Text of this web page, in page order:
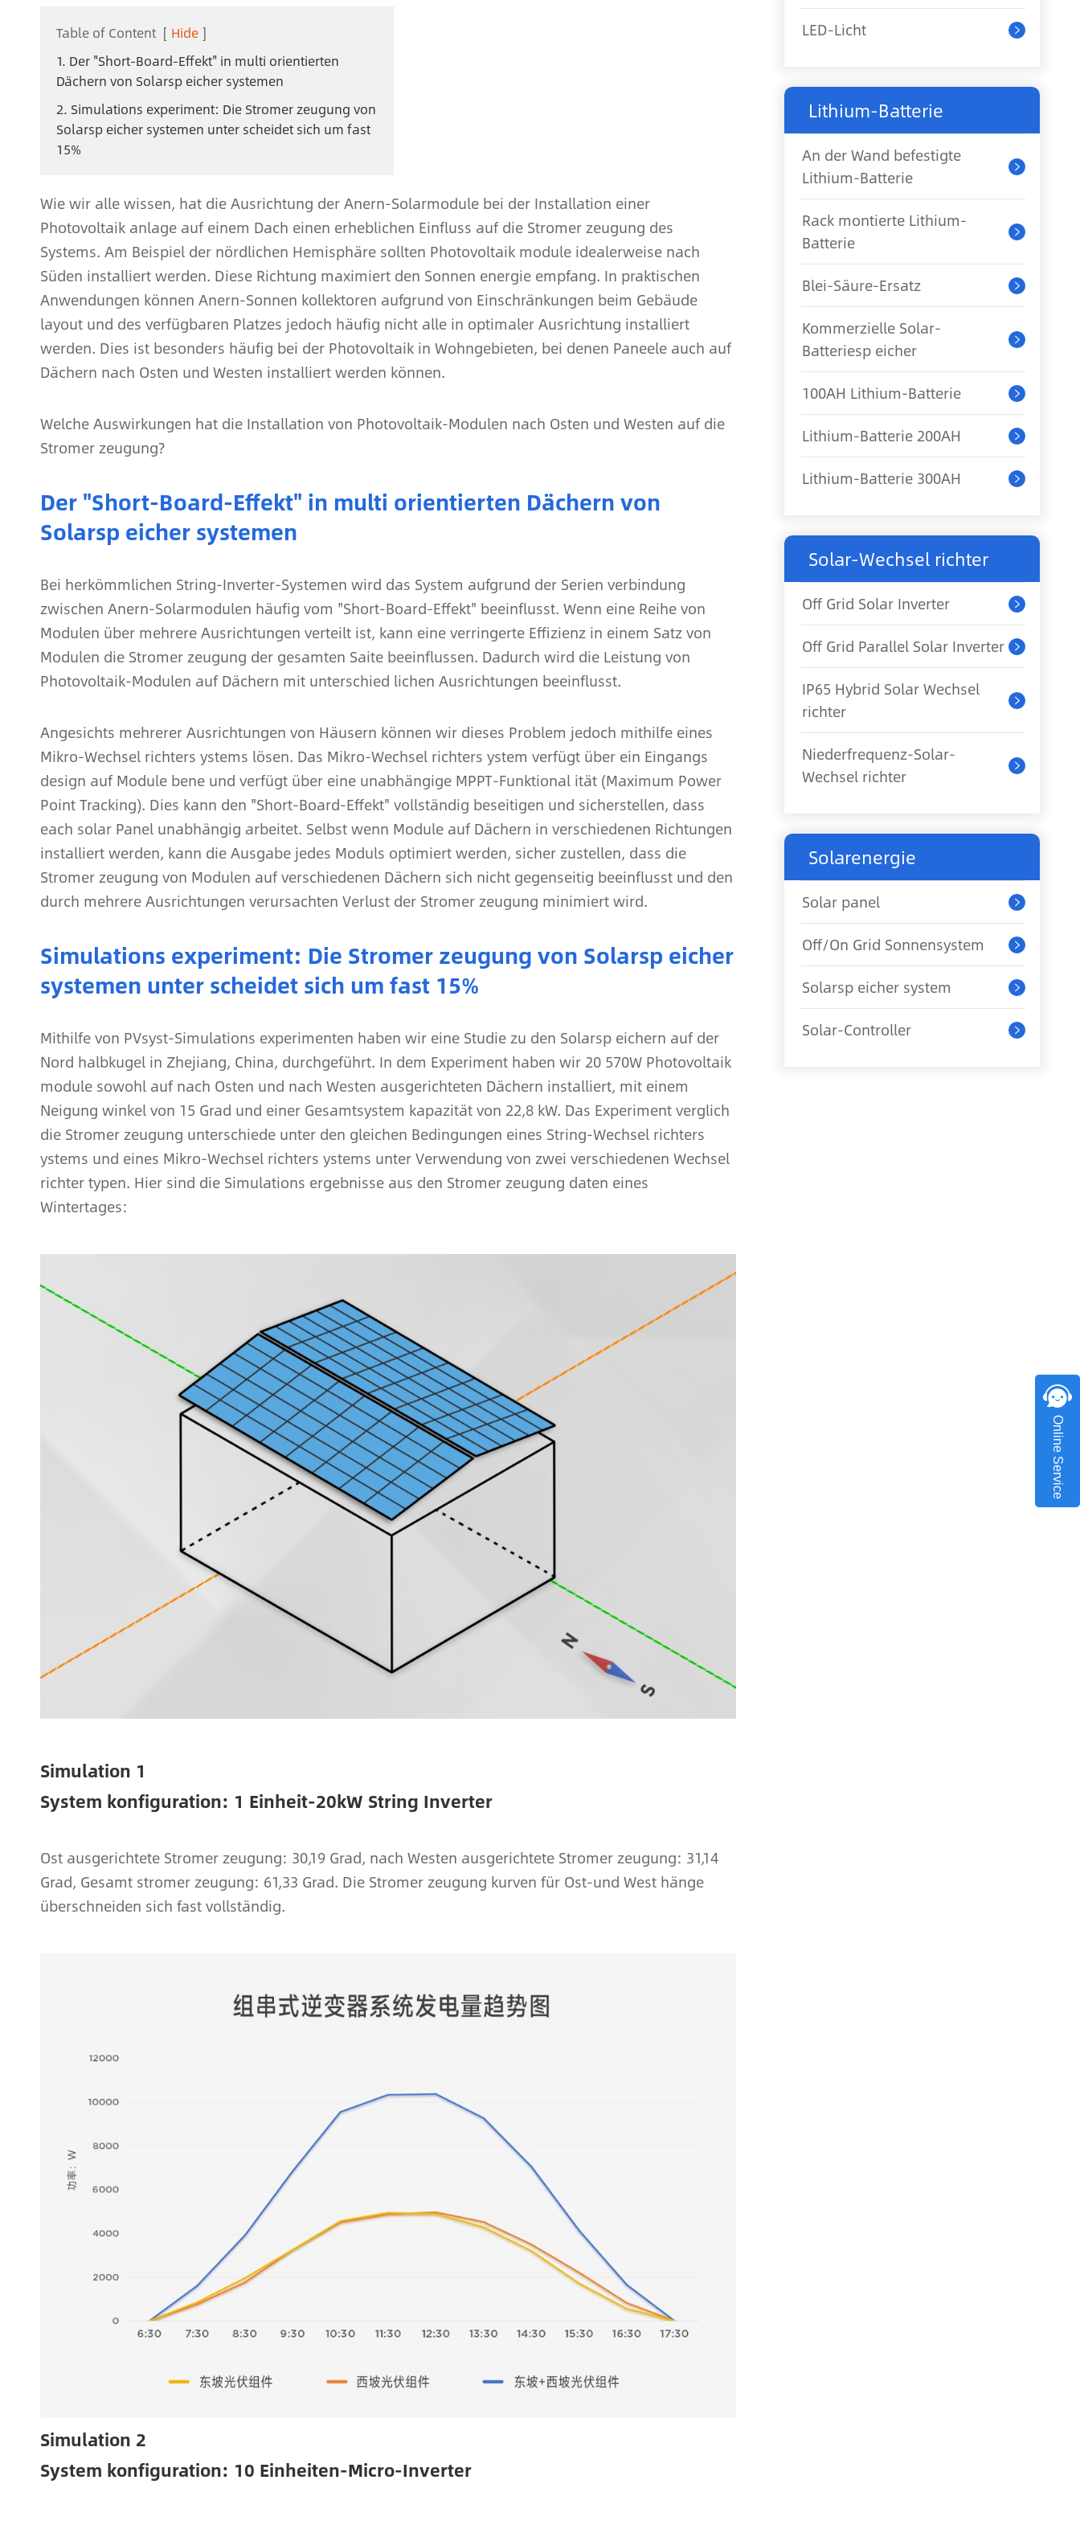
Table of Content [ Hide ]
1. Der "Short-Board-Effekt" in multi orientierten
Dächern von Solarsp eicher systemen
2. Simulations experiment: Die Stromer zeugung von
Solarsp eicher systemen unter scheidet sich um fast
15%
Wie wir alle wissen, hat die Ausrichtung der Anern-Solarmodule bei der Installation einer
Photovoltaik anlage auf einem Dach einen erheblichen Einfluss auf die Stromer zeugung des
Systems. Am Beispiel der nördlichen Hemisphäre sollten Photovoltaik module idealerweise nach
Süden installiert werden. Diese Richtung maximiert den Sonnen energie empfang. In praktischen
Anwendungen können Anern-Sonnen kollektoren aufgrund von Einschränkungen beim Gebäude
layout und des verfügbaren Platzes jedoch häufig nicht alle in optimaler Ausrichtung installiert
werden. Dies ist besonders häufig bei der Photovoltaik in Wohngebieten, bei denen Paneele auch auf
Dächern nach Osten und Westen installiert werden können.
Welche Auswirkungen hat die Installation von Photovoltaik-Modulen nach Osten und Westen auf die
Stromer zeugung?
Der "Short-Board-Effekt" in multi orientierten Dächern von
Solarsp eicher systemen
Bei herkömmlichen String-Inverter-Systemen wird das System aufgrund der Serien verbindung
zwischen Anern-Solarmodulen häufig vom "Short-Board-Effekt" beeinflusst. Wenn eine Reihe von
Modulen über mehrere Ausrichtungen verteilt ist, kann eine verringerte Effizienz in einem Satz von
Modulen die Stromer zeugung der gesamten Saite beeinflussen. Dadurch wird die Leistung von
Photovoltaik-Modulen auf Dächern mit unterschied lichen Ausrichtungen beeinflusst.
Angesichts mehrerer Ausrichtungen von Häusern können wir dieses Problem jedoch mithilfe eines
Mikro-Wechsel richters ystems lösen. Das Mikro-Wechsel richters ystem verfügt über ein Eingangs
design auf Module bene und verfügt über eine unabhängige MPPT-Funktional ität (Maximum Power
Point Tracking). Dies kann den "Short-Board-Effekt" vollständig beseitigen und sicherstellen, dass
each solar Panel unabhängig arbeitet. Selbst wenn Module auf Dächern in verschiedenen Richtungen
installiert werden, kann die Ausgabe jedes Moduls optimiert werden, sicher zustellen, dass die
Stromer zeugung von Modulen auf verschiedenen Dächern sich nicht gegenseitig beeinflusst und den
durch mehrere Ausrichtungen verursachten Verlust der Stromer zeugung minimiert wird.
Simulations experiment: Die Stromer zeugung von Solarsp eicher
systemen unter scheidet sich um fast 15%
Mithilfe von PVsyst-Simulations experimenten haben wir eine Studie zu den Solarsp eichern auf der
Nord halbkugel in Zhejiang, China, durchgeführt. In dem Experiment haben wir 20 570W Photovoltaik
module sowohl auf nach Osten und nach Westen ausgerichteten Dächern installiert, mit einem
Neigung winkel von 15 Grad und einer Gesamtsystem kapazität von 22,8 kW. Das Experiment verglich
die Stromer zeugung unterschiede unter den gleichen Bedingungen eines String-Wechsel richters
ystems und eines Mikro-Wechsel richters ystems unter Verwendung von zwei verschiedenen Wechsel
richter typen. Hier sind die Simulations ergebnisse aus den Stromer zeugung daten eines
Wintertages:
Simulation 1
System konfiguration: 1 Einheit-20kW String Inverter
Ost ausgerichtete Stromer zeugung: 30,19 Grad, nach Westen ausgerichtete Stromer zeugung: 31,14
Grad, Gesamt stromer zeugung: 61,33 Grad. Die Stromer zeugung kurven für Ost-und West hänge
überschneiden sich fast vollständig.
Simulation 2
System konfiguration: 10 Einheiten-Micro-Inverter
LED-Licht 
Lithium-Batterie
An der Wand befestigte
Lithium-Batterie

Rack montierte Lithium-
Batterie

Blei-Säure-Ersatz 
Kommerzielle Solar-
Batteriesp eicher

100AH Lithium-Batterie 
Lithium-Batterie 200AH 
Lithium-Batterie 300AH 
Solar-Wechsel richter
Off Grid Solar Inverter 
Off Grid Parallel Solar Inverter 
IP65 Hybrid Solar Wechsel
richter

Niederfrequenz-Solar-
Wechsel richter

Solarenergie
Solar panel 
Off/On Grid Sonnensystem 
Solarsp eicher system 
Solar-Controller 
Online Service